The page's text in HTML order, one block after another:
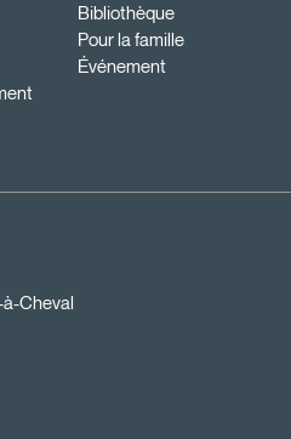
Bibliothèque
Pour la famille
Événement
à-Cheval